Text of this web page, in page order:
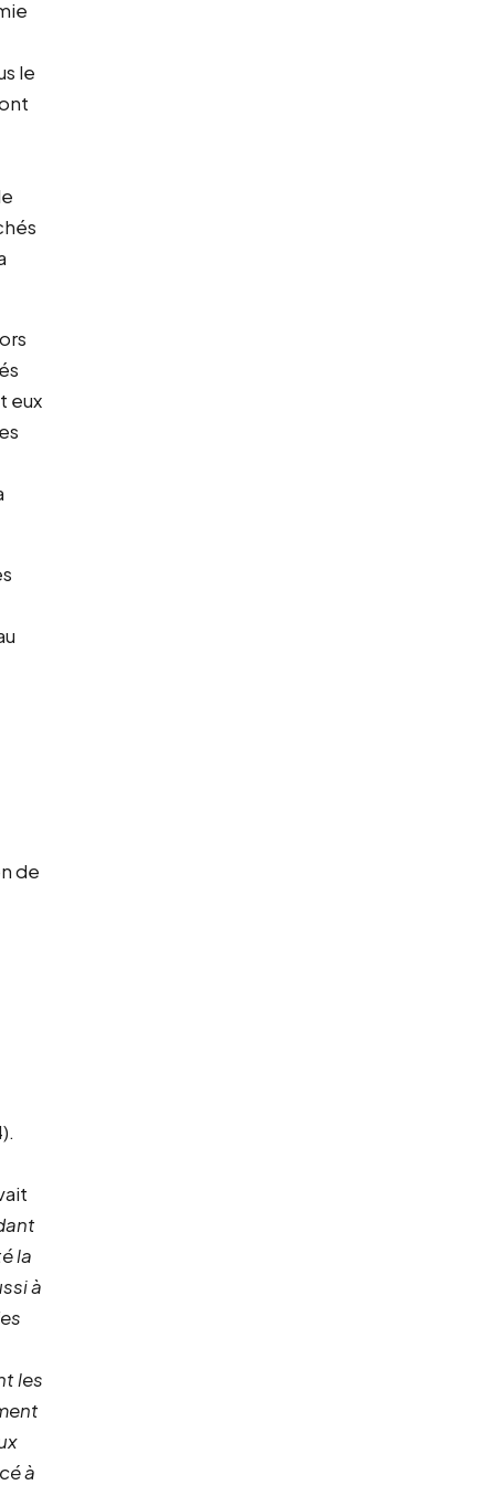
le
eux
de
la
à
les
à